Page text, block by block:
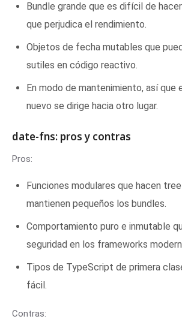
Bundle grande que es difícil de
que perjudica el rendimiento.
Objetos de fecha mutables que
sutiles en código reactivo.
En modo de mantenimiento, así que
nuevo se dirige hacia otro lugar.
date-fns: pros y contras
Pros:
Funciones modulares que hacen
mantienen pequeños los bundles.
Comportamiento puro e inmutable
seguridad en los frameworks
Tipos de TypeScript de primera
fácil.
Contras: